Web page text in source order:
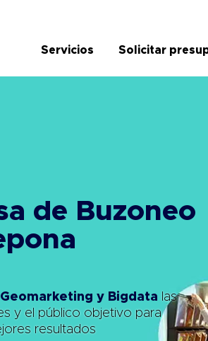
Servicios Solicitar
de Buzoneo
Geomarketing y Bigdata las
y el público objetivo para
resultados